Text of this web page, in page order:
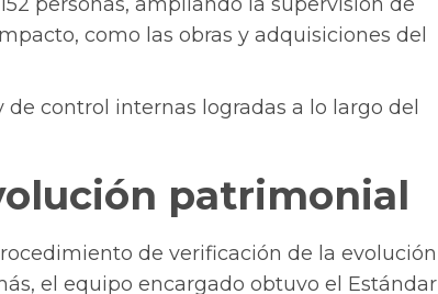
personas, ampliando la supervisión de
como las obras y adquisiciones del
control internas logradas a lo largo del
patrimonial
de verificación de la evolución
el equipo encargado obtuvo el Estándar